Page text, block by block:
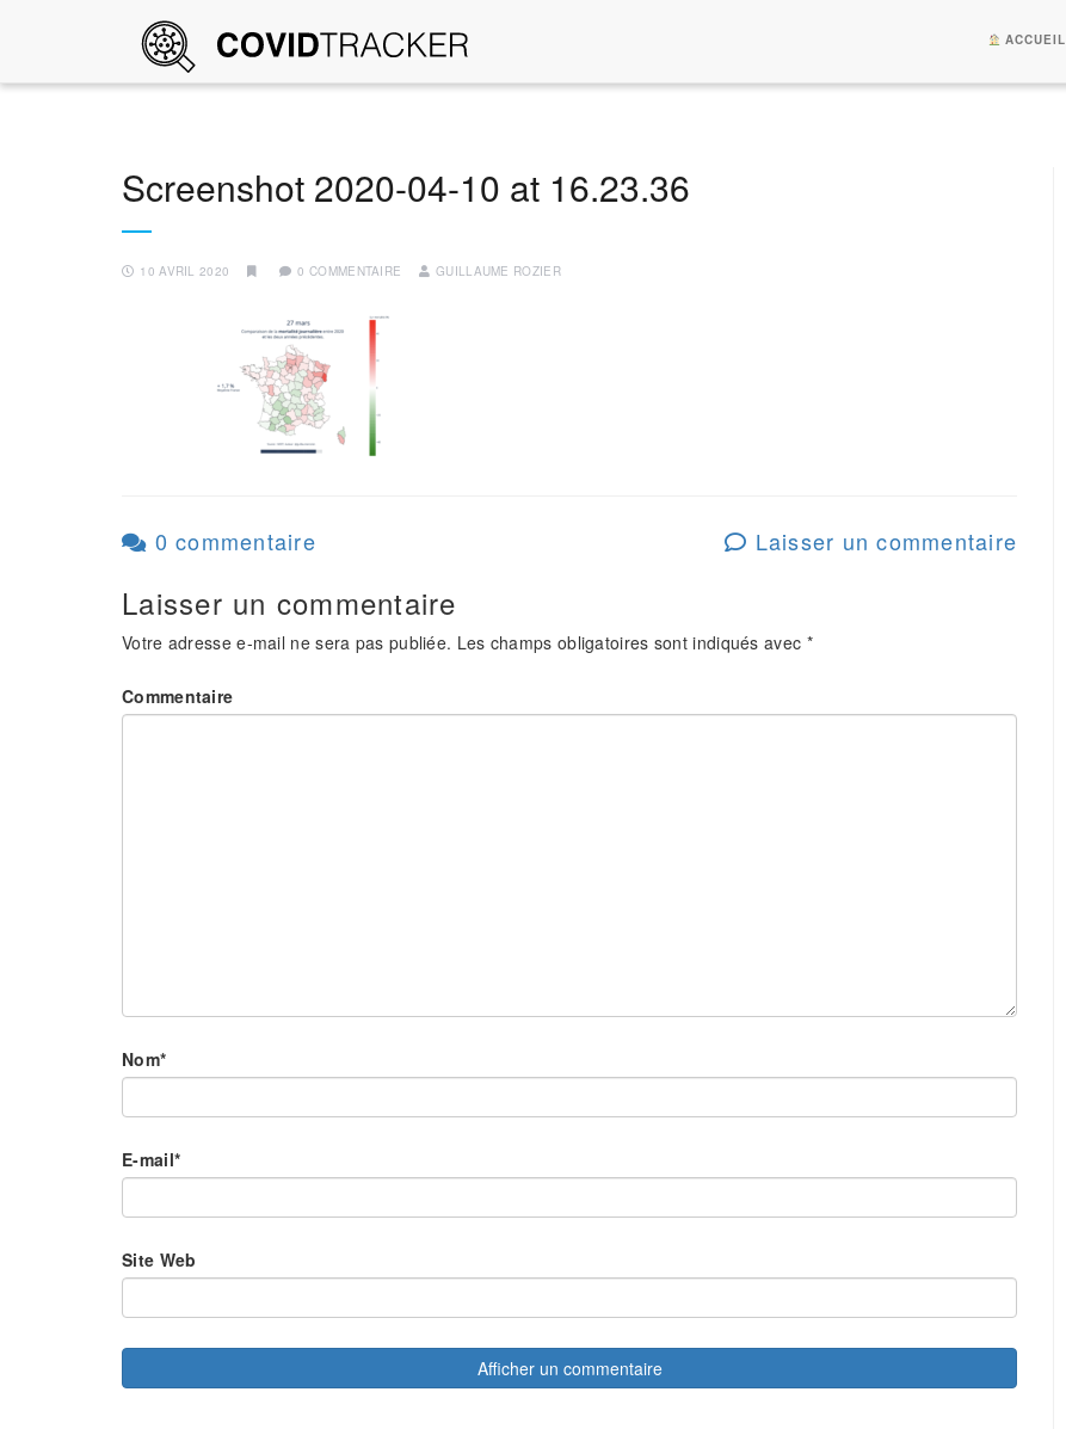
ACCUEIL
Screenshot 2020-04-10 at 16.23.36
10 AVRIL 2020 0 COMMENTAIRE GUILLAUME ROZIER
0 commentaire Laisser un commentaire
Laisser un commentaire
Votre adresse e-mail ne sera pas publiée. Les champs obligatoires sont indiqués avec *
Commentaire
Nom*
E-mail*
Site Web